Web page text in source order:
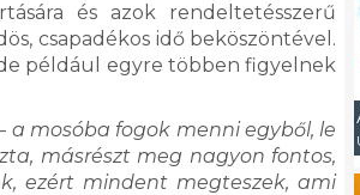
és azok rendeltetésszerű
csapadékos idő beköszöntével.
például egyre többen figyelnek
a mosóba fogok menni egyből, le
másrészt meg nagyon fontos,
ezért mindent megteszek, ami